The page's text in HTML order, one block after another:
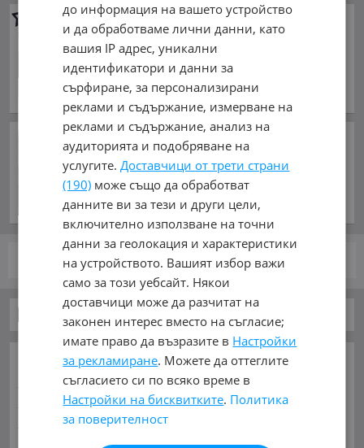
Mercedes-Benz Sprinter 313
5 624.21 €
11 000 лв.
март 2010 г., Дизелов
обл. Стара Загора, гр. Крън
След натиск от САЩ: Киев
обеща мир за петрола в
Черно море
преди 3 часа и 44 минути
стр. от 1
ОСНОВНИ КАТЕГОРИИ В MOBILE.BG:
Карта на сайта Автомобили и Джипове
Камиони Мотоциклети Селскостопански
Индустриални Кари Каравани
Велосипеди Части Аксесоари
до информация на вашето устройство
и да обработваме лични данни, като
вашия IP адрес, уникални
идентификатори и данни за
сърфиране, за персонализирани
реклами и съдържание, измерване на
реклами и съдържание, анализ на
аудиторията и подобряване на
услугите.Доставчици от трети страни
(190) може също да обработват
данните ви за тези и други цели,
включително използване на точни
данни за геолокация и характеристики
на устройството. Вашият избор важи
само за този уебсайт. Някои
доставчици може да разчитат на
законен интерес вместо на съгласие;
имате право да възразите в Настройки
за рекламиране. Можете да оттеглите
съгласието си по всяко време в
Настройки на бисквитките. Политика
за поверителност